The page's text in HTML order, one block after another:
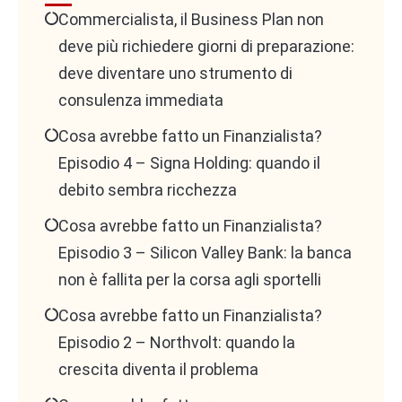
operative e con una buona stabilità economica,
poiché consente di valutare il business in funzione
della sua performance finanziaria. Gli indicatori più
utilizzati in questo contesto sono l’utile netto e
l’EBITDA, quest’ultimo molto apprezzato perché
offre una visione chiara della capacità operativa
dell’impresa, escludendo l’impatto di imposte,
di questo metodo è la sua dipendenza dalle
previsioni economiche, che possono essere
influenzate da fattori esterni o da una gestione
poco efficiente.
Uno dei metodi più sofisticati per la valutazione
Commercialista, il Business Plan non
deve più richiedere giorni di preparazione:
deve diventare uno strumento di
consulenza immediata
Cosa avrebbe fatto un Finanzialista?
Episodio 4 – Signa Holding: quando il
debito sembra ricchezza
Cosa avrebbe fatto un Finanzialista?
Episodio 3 – Silicon Valley Bank: la banca
non è fallita per la corsa agli sportelli
Cosa avrebbe fatto un Finanzialista?
Episodio 2 – Northvolt: quando la
crescita diventa il problema